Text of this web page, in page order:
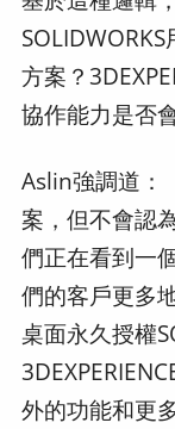
方案？
協作能力是否
Aslin強調道：
案，但不會認
們正在看到一
們的客戶更多
桌面永久授權
外的功能和更